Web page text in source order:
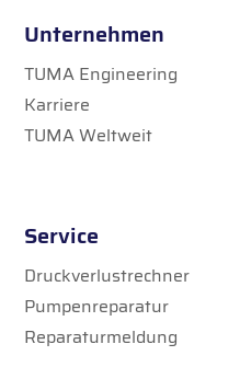
Unternehmen
TUMA Engineering
Karriere
TUMA Weltweit
Service
Druckverlustrechner
Pumpenreparatur
Reparaturmeldung